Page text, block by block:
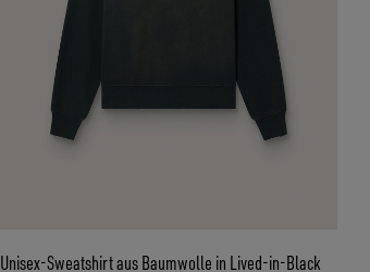
Unisex-Sweatshirt aus Baumwolle in Lived-in-Black